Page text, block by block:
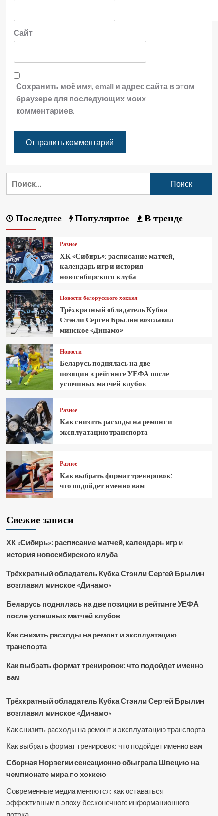
Сайт
Сохранить моё имя, email и адрес сайта в этом
браузере для последующих моих
комментариев.
Последнее Популярное В тренде
Разное
ХК «Сибирь»: расписание матчей,
календарь игр и история
новосибирского клуба
Новости белорусского хоккея
Трёхкратный обладатель Кубка
Стэнли Сергей Брылин возглавил
минское «Динамо»
Новости
Беларусь поднялась на две
позиции в рейтинге УЕФА после
успешных матчей клубов
Разное
Как снизить расходы на ремонт и
эксплуатацию транспорта
Разное
Как выбрать формат тренировок:
что подойдет именно вам
Свежие записи
ХК «Сибирь»: расписание матчей, календарь игр и
история новосибирского клуба
Трёхкратный обладатель Кубка Стэнли Сергей Брылин
возглавил минское «Динамо»
Беларусь поднялась на две позиции в рейтинге УЕФА
после успешных матчей клубов
Как снизить расходы на ремонт и эксплуатацию
транспорта
Как выбрать формат тренировок: что подойдет именно
вам
Трёхкратный обладатель Кубка Стэнли Сергей Брылин
возглавил минское «Динамо»
Как снизить расходы на ремонт и эксплуатацию транспорта
Как выбрать формат тренировок: что подойдет именно вам
Сборная Норвегии сенсационно обыграла Швецию на
чемпионате мира по хоккею
Современные медиа меняются: как оставаться
эффективным в эпоху бесконечного информационного